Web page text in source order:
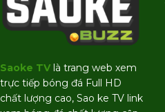
Saoke TVlà trang web xem
trực tiếp bóng đá Full HD
chất lượng cao, Sao ke TV link